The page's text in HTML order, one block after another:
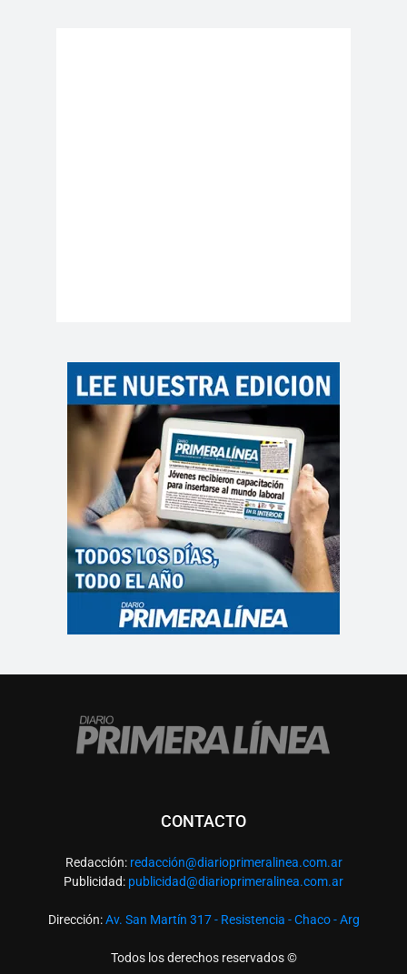
CONTACTO
Redacción: redacción@diarioprimeralinea.com.ar
Publicidad: publicidad@diarioprimeralinea.com.ar
Dirección:Av. San Martín 317 - Resistencia - Chaco - Arg
Todos los derechos reservados ©